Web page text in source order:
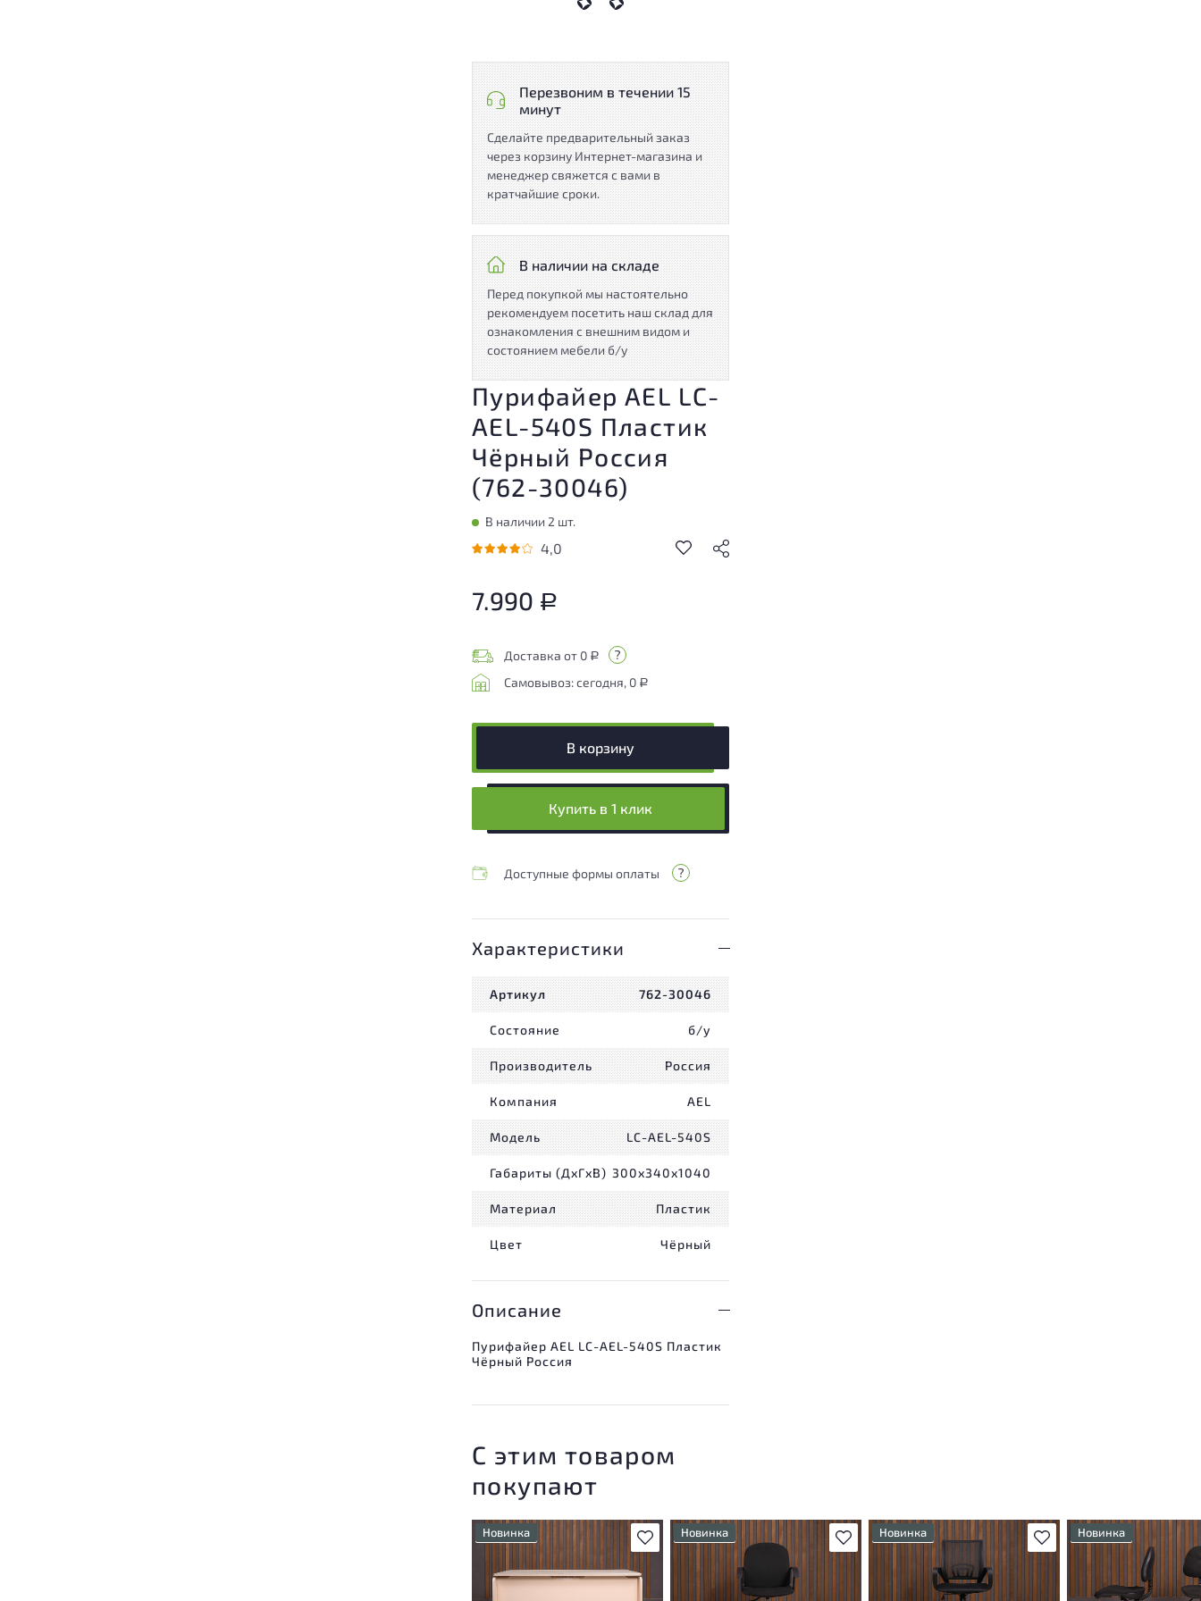
Перезвоним в течении 15
минут
Сделайте предварительный заказ
через корзину Интернет-магазина и
менеджер свяжется с вами в
кратчайшие сроки.
В наличии на складе
Перед покупкой мы настоятельно
рекомендуем посетить наш склад для
ознакомления с внешним видом и
состоянием мебели б/у
Пурифайер AEL LC-
AEL-540S Пластик
Чёрный Россия
(762-30046)
В наличии 2 шт.
4,0
7.990 Р
Доставка от 0 Р
Самовывоз: сегодня, 0 Р
В корзину
Купить в 1 клик
Доступные формы оплаты
Характеристики
Артикул 762-30046
Состояние б/у
Производитель Россия
Компания AEL
Модель LC-AEL-540S
Габариты (ДxГxВ) 300x340x1040
Материал Пластик
Цвет Чёрный
Описание
Пурифайер AEL LC-AEL-540S Пластик
Чёрный Россия
С этим товаром
покупают
В избранное
Новинка
приближено к новому, могут
присутствовать
незначительные следы
В избранное
Новинка
Состояние товара
приближено к новому, могут
присутствовать
незначительные следы
В избранное
Новинка
У товара присутствуют
незначительные следы
эксплуатации, не влияющие
на удобство его
Новинка
Степень износа
стадии проверки. Вы
уточнить
информацию у